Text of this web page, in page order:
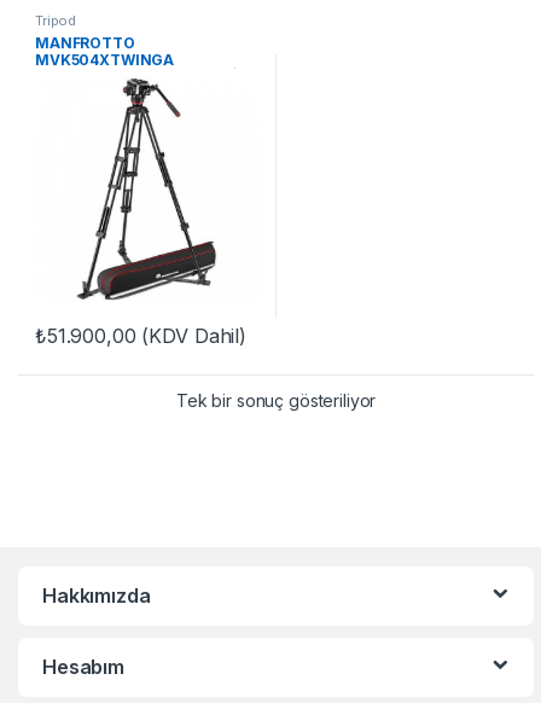
Tripod
MANFROTTO
MVK504XTWINGA
NITROTECH 504 & ALU TWİN
₺51.900,00 (KDV Dahil)
Tek bir sonuç gösteriliyor
Hakkımızda
Hesabım